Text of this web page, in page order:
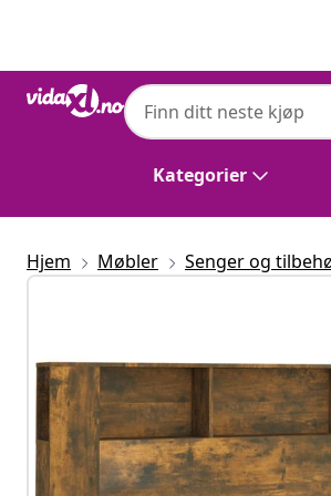
Kategorier
Hjem Møbler Senger og